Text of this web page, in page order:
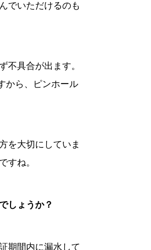
でいただけるのも
不具合が出ます。
から、ピンホール
を大切にしていま
すね。
しょうか？
期間内に漏水して